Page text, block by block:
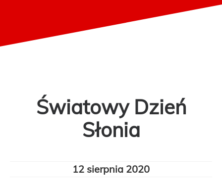
Światowy Dzień
Słonia
12 sierpnia 2020